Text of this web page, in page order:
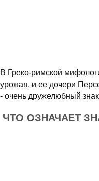
В Греко-римской
урожая, и ее дочери
- очень дружелюбный
ЧТО ОЗНАЧАЕТ